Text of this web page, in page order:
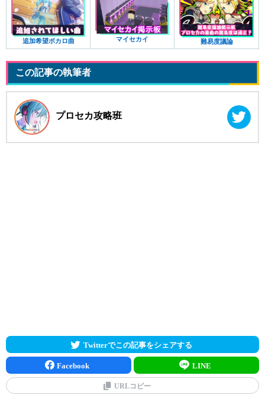
追加希望ボカロ曲 マイセカイ 難易度議論
この記事の執筆者
プロセカ攻略班
Twitterでこの記事をシェアする
Facebook LINE
URLコピー